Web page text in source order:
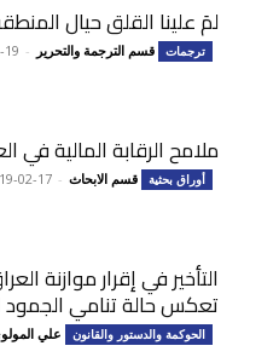
لمَ علينا القلق حيال
ترجمات قسم الترجمة والتحرير -
19
ملامح الرقابة المالية في
أوراق بحثية قسم الابحاث -
02-17
تعكس حالة تنامي
الحوكمة والدستور والقانون علي